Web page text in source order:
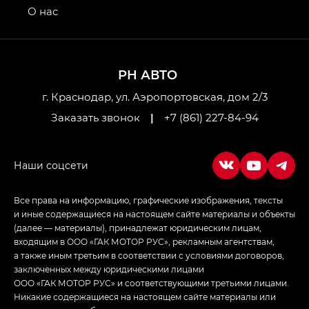
привод — GB AWD, Джи Эль Полный привод —
Джи Икс ПРЕМИУМ — GX PREMIUM, ЛАУНЖ —
LOUNGE
Empow — Эмпау (Empow) в комплектации
РН АВТО
г. Краснодар, ул. Аэропортовская, дом 2/3
Заказать звонок
| +7 (861) 227-84-94
О нас
Все права на информацию, графические изображения, тексты
и иные содержащиеся на настоящем сайте материалы и объекты
(далее — материалы), принадлежат юридическим лицам,
входящим в ООО «ГАК МОТОР РУС», рекламным агентствам,
а также иным третьим в соответствии с условиями договоров,
заключенных между юридическими лицами
ООО «ГАК МОТОР РУС» и соответствующими третьими лицами.
Никакие содержащиеся на настоящем сайте материалы или